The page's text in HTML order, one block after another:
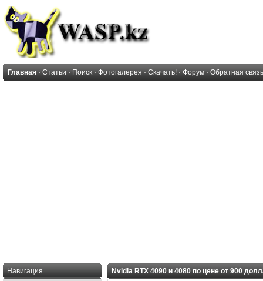
Главная · Статьи · Поиск · Фотогалерея · Скачать! · Форум · Обратная связь
Навигация Nvidia RTX 4090 и 4080 по цене от 900